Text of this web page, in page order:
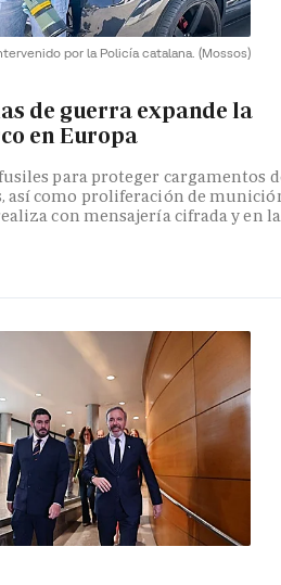
por la Policía catalana. (Mossos)
de guerra expande la
en Europa
para proteger cargamentos
así como proliferación de
con mensajería cifrada y en la